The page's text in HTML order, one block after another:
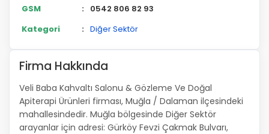
GSM
:
0542 806 82 93
Kategori
: Diğer Sektör
Firma Hakkında
Veli Baba Kahvaltı Salonu & Gözleme Ve Doğal
Apiterapi Ürünleri firması, Muğla / Dalaman ilçesindeki
mahallesindedir. Muğla bölgesinde Diğer Sektör
arayanlar için adresi: Gürköy Fevzi Çakmak Bulvarı,